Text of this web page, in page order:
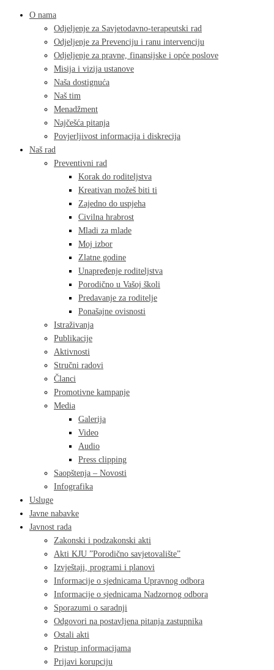
O nama
Odjeljenje za Savjetodavno-terapeutski rad
Odjeljenje za Prevenciju i ranu intervenciju
Odjeljenje za pravne, finansijske i opće poslove
Misija i vizija ustanove
Naša dostignuća
Naš tim
Menadžment
Najčešća pitanja
Povjerljivost informacija i diskrecija
Naš rad
Preventivni rad
Korak do roditeljstva
Kreativan možeš biti ti
Zajedno do uspjeha
Civilna hrabrost
Mladi za mlade
Moj izbor
Zlatne godine
Unapređenje roditeljstva
Porodično u Vašoj školi
Predavanje za roditelje
Ponašajne ovisnosti
Istraživanja
Publikacije
Aktivnosti
Stručni radovi
Članci
Promotivne kampanje
Media
Galerija
Video
Audio
Press clipping
Saopštenja – Novosti
Infografika
Usluge
Javne nabavke
Javnost rada
Zakonski i podzakonski akti
Akti KJU ”Porodično savjetovalište”
Izvještaji, programi i planovi
Informacije o sjednicama Upravnog odbora
Informacije o sjednicama Nadzornog odbora
Sporazumi o saradnji
Odgovori na postavljena pitanja zastupnika
Ostali akti
Pristup informacijama
Prijavi korupciju